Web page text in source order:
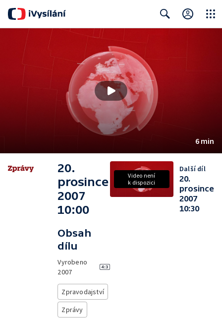
6 min
20.
prosince
2007
10:00
Obsah
dílu
Vyrobeno
2007
Zpravodajství
Zprávy
Video není
k dispozici
Další díl
20.
prosince
2007
10:30